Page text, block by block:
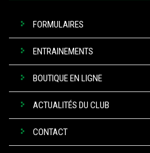
FORMULAIRES
ENTRAINEMENTS
BOUTIQUE EN LIGNE
ACTUALITÉS DU CLUB
CONTACT